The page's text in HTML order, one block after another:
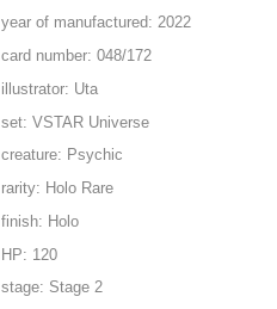
year of manufactured: 2022
card number: 048/172
illustrator: Uta
set: VSTAR Universe
creature: Psychic
rarity: Holo Rare
finish: Holo
HP: 120
stage: Stage 2